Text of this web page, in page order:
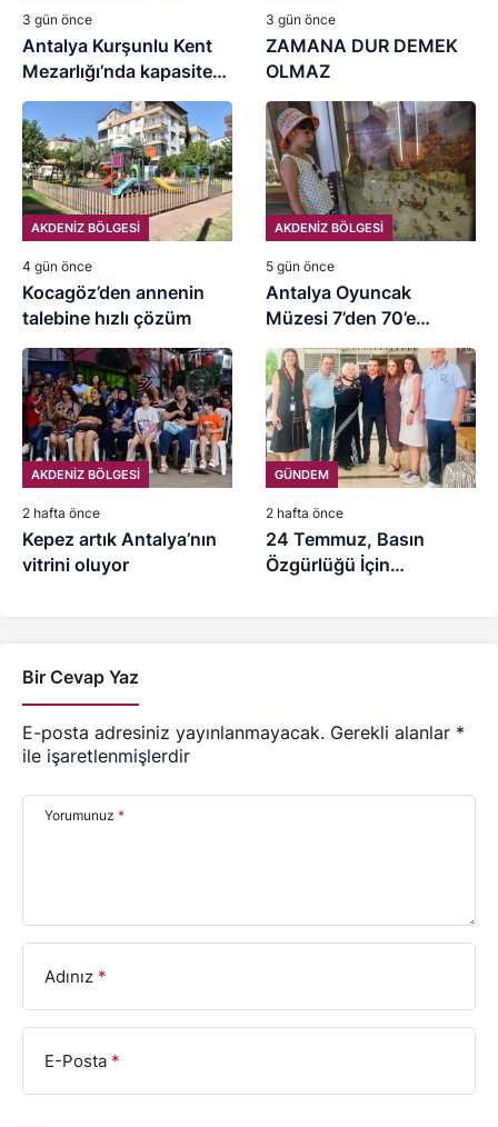
3 gün önce
Antalya Kurşunlu Kent
Mezarlığı’nda kapasite
artırımı
3 gün önce
ZAMANA DUR DEMEK
OLMAZ
AKDENİZ BÖLGESİ
4 gün önce
Kocagöz’den annenin
talebine hızlı çözüm
AKDENİZ BÖLGESİ
5 gün önce
Antalya Oyuncak
Müzesi 7’den 70’e
ziyaretçilerini ağırlıyor
AKDENİZ BÖLGESİ
2 hafta önce
Kepez artık Antalya’nın
vitrini oluyor
GÜNDEM
2 hafta önce
24 Temmuz, Basın
Özgürlüğü İçin
Bir Cevap Yaz
E-posta adresiniz yayınlanmayacak. Gerekli alanlar *
ile işaretlenmişlerdir
Yorumunuz *
Adınız *
E-Posta *